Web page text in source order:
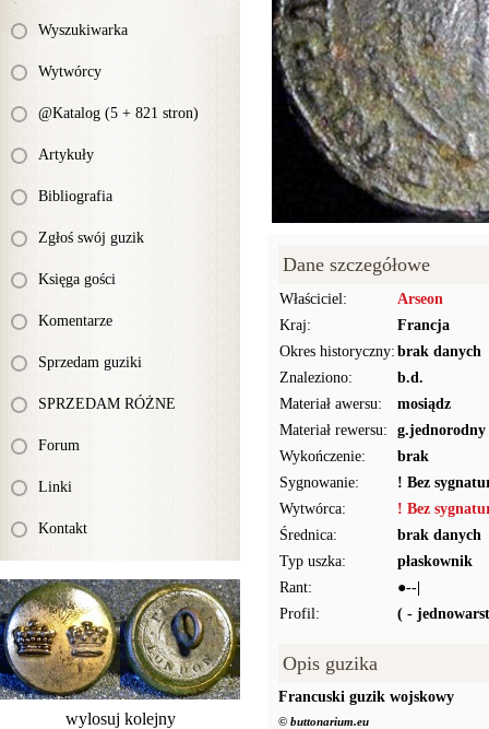
Wyszukiwarka
Wytwórcy
@Katalog (5 + 821 stron)
Artykuły
Bibliografia
Zgłoś swój guzik
Księga gości
Komentarze
Sprzedam guziki
SPRZEDAM RÓŻNE
Forum
Linki
Kontakt
wylosuj kolejny
Dane szczegółowe
Właściciel:
Arseon
Kraj:
Francja
Okres historyczny: brak danych
Znaleziono:
b.d.
Materiał awersu:
mosiądz
Materiał rewersu:
g.jednorodny
Wykończenie:
brak
Sygnowanie:
! Bez
Wytwórca:
! Bez
Średnica:
brak danych
Typ uszka:
płaskownik
Rant:
●--|
Profil:
( -
Opis guzika
Francuski guzik wojskowy
© buttonarium.eu